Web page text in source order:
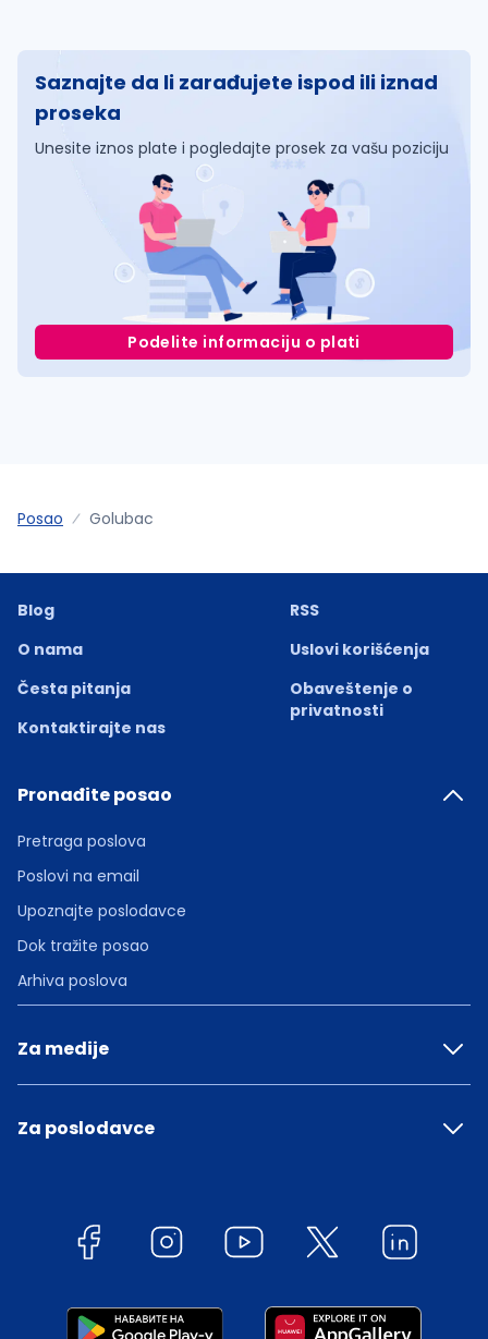
Saznajte da li zarađujete ispod ili iznad
proseka
Unesite iznos plate i pogledajte prosek za vašu poziciju
Podelite informaciju o plati
Posao Golubac
Blog
O nama
Česta pitanja
Kontaktirajte nas
RSS
Uslovi korišćenja
Obaveštenje o
privatnosti
Pronađite posao
Pretraga poslova
Poslovi na email
Upoznajte poslodavce
Dok tražite posao
Arhiva poslova
Za medije
Za poslodavce